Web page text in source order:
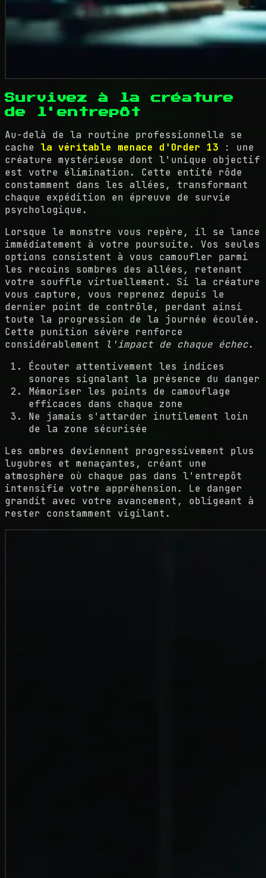
Survivez à la créature
de l'entrepôt
Au-delà de la routine professionnelle se
cache la véritable menace d'Order 13 : une
créature mystérieuse dont l'unique objectif
est votre élimination. Cette entité rôde
constamment dans les allées, transformant
chaque expédition en épreuve de survie
psychologique.
Lorsque le monstre vous repère, il se lance
immédiatement à votre poursuite. Vos seules
options consistent à vous camoufler parmi
les recoins sombres des allées, retenant
votre souffle virtuellement. Si la créature
vous capture, vous reprenez depuis le
dernier point de contrôle, perdant ainsi
toute la progression de la journée écoulée.
Cette punition sévère renforce
considérablement
l'impact de chaque échec.
Écouter attentivement les indices
sonores signalant la présence du danger
Mémoriser les points de camouflage
efficaces dans chaque zone
Ne jamais s'attarder inutilement loin
de la zone sécurisée
Les ombres deviennent progressivement plus
lugubres et menaçantes, créant une
atmosphère où chaque pas dans l'entrepôt
intensifie votre appréhension. Le danger
grandit avec votre avancement, obligeant à
rester constamment vigilant.